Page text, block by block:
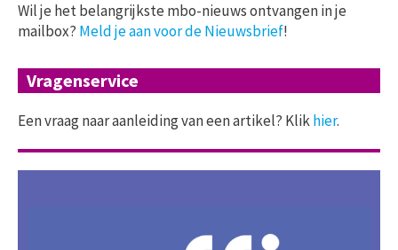
Wil je het belangrijkste mbo-nieuws ontvangen in je
mailbox? Meld je aan voor de Nieuwsbrief!
Vragenservice
Een vraag naar aanleiding van een artikel? Klikhier.